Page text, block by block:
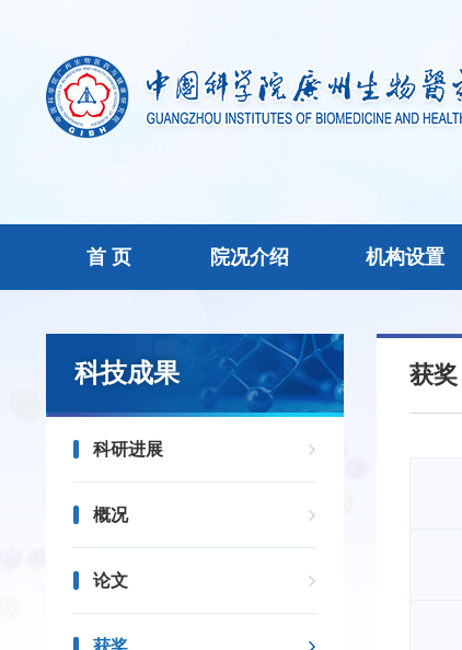
首 页 院况介绍 机构设置
科技成果
科研进展
概况
论文
获奖
获奖